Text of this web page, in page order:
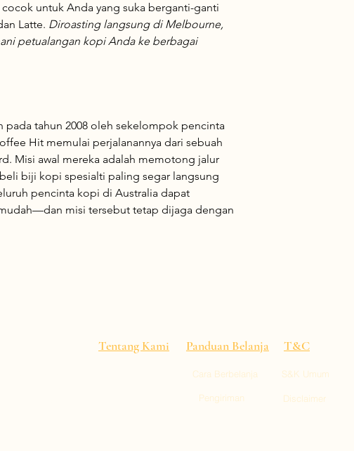
cocok untuk Anda yang suka berganti-ganti
Latte. Diroasting langsung di Melbourne,
petualangan kopi Anda ke berbagai
pada tahun 2008 oleh sekelompok pencinta
Hit memulai perjalanannya dari sebuah
Misi awal mereka adalah memotong jalur
biji kopi spesialti paling segar langsung
pencinta kopi di Australia dapat
misi tersebut tetap dijaga dengan
Tentang Kami Panduan Belanja T&C
Cara Berbelanja
Pengiriman
S&K Umum
Disclaimer